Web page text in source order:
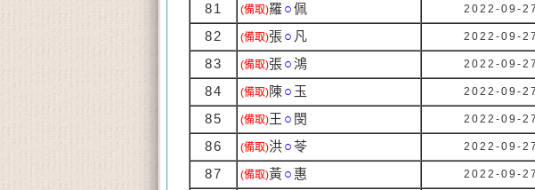
81 (備取)羅 ○佩 2022-09-
82 (備取)張○ 凡 2022-09-
83 (備取)張○鴻 2022-09-
84 (備取)陳○ 玉 2022-09-
85 (備取)王 ○ 閔 2022-09-
86 (備取)洪○苓 2022-09-
87 (備取)黃○ 惠 2022-09-